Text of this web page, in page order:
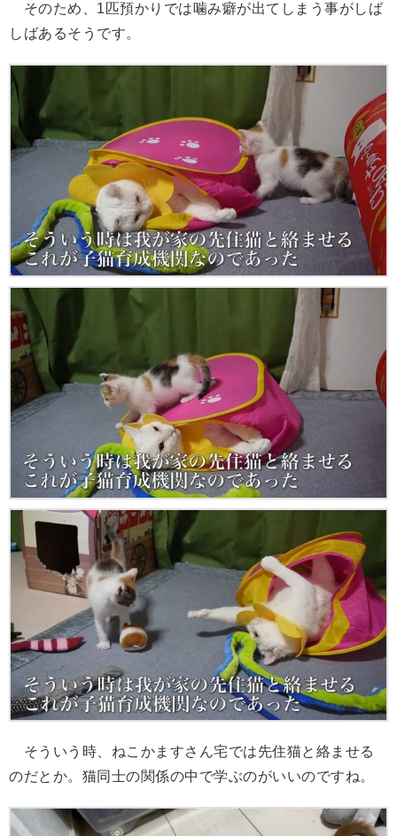
そのため、1匹預かりでは噛み癖が出てしまう事がしば
しばあるそうです。
そういう時、ねこかますさん宅では先住猫と絡ませる
のだとか。猫同士の関係の中で学ぶのがいいのですね。